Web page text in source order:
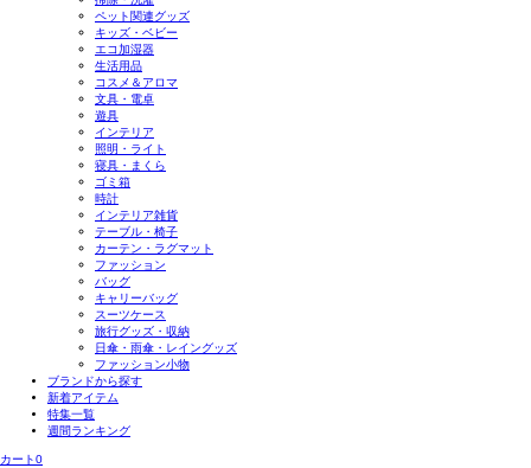
ペット関連グッズ
キッズ・ベビー
エコ加湿器
生活用品
コスメ＆アロマ
文具・電卓
遊具
インテリア
照明・ライト
寝具・まくら
ゴミ箱
時計
インテリア雑貨
テーブル・椅子
カーテン・ラグマット
ファッション
バッグ
キャリーバッグ
スーツケース
旅行グッズ・収納
日傘・雨傘・レイングッズ
ファッション小物
ブランドから探す
新着アイテム
特集一覧
週間ランキング
カート0